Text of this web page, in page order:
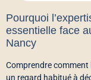
Pourquoi
essentielle face
Nancy
Comprendre comment
un regard habitué à